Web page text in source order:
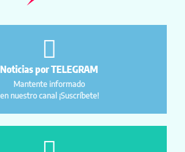
Noticias por TELEGRAM
Mantente informado
en nuestro canal ¡Suscríbete!